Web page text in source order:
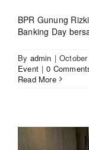
BPR Gunung
Banking Day
By admin |
Event | 0
Read More